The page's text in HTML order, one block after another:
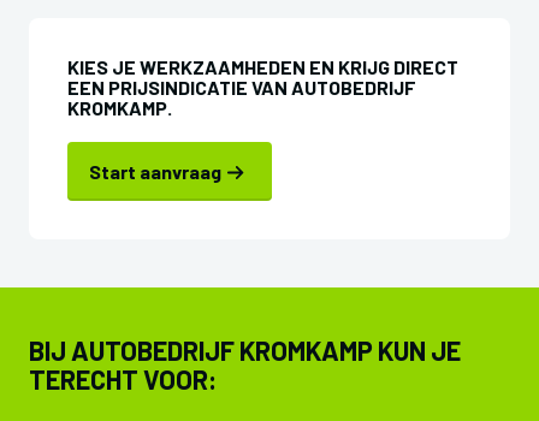
KIES JE WERKZAAMHEDEN EN KRIJG DIRECT
EEN PRIJSINDICATIE VAN AUTOBEDRIJF
KROMKAMP.
Start aanvraag
BIJ AUTOBEDRIJF KROMKAMP KUN JE
TERECHT VOOR: